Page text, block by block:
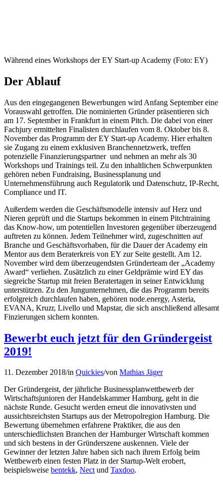
Während eines Workshops der EY Start-up Academy (Foto: EY)
Der Ablauf
Aus den eingegangenen Bewerbungen wird Anfang September eine
Vorauswahl getroffen. Die nominierten Gründer präsentieren sich
am 17. September in Frankfurt in einem Pitch. Die dabei von einer
Fachjury ermittelten Finalisten durchlaufen vom 8. Oktober bis 8.
November das Programm der EY Start-up Academy. Hier erhalten
sie Zugang zu einem exklusiven Branchennetzwerk, treffen
potenzielle Finanzierungspartner und nehmen an mehr als 30
Workshops und Trainings teil. Zu den inhaltlichen Schwerpunkten
gehören neben Fundraising, Businessplanung und
Unternehmensführung auch Regulatorik und Datenschutz, IP-Recht,
Compliance und IT.
Außerdem werden die Geschäftsmodelle intensiv auf Herz und
Nieren geprüft und die Startups bekommen in einem Pitchtraining
das Know-how, um potentiellen Investoren gegenüber überzeugend
auftreten zu können. Jedem Teilnehmer wird, zugeschnitten auf
Branche und Geschäftsvorhaben, für die Dauer der Academy ein
Mentor aus dem Beraterkreis von EY zur Seite gestellt. Am 12.
November wird dem überzeugendsten Gründerteam der „Academy
Award“ verliehen. Zusätzlich zu einer Geldprämie wird EY das
siegreiche Startup mit freien Beratertagen in seiner Entwicklung
unterstützen. Zu den Jungunternehmen, die das Programm bereits
erfolgreich durchlaufen haben, gehören node.energy, Asteria,
EVANA, Kruzr, Livello und Mapstar, die sich anschließend allesamt
Finzierungen sichern konnten.
Bewerbt euch jetzt für den Gründergeist
2019!
11. Dezember 2018/in Quickies/von Mathias Jäger
Der Gründergeist, der jährliche Businessplanwettbewerb der
Wirtschaftsjunioren der Handelskammer Hamburg, geht in die
nächste Runde. Gesucht werden erneut die innovativsten und
aussichtsreichsten Startups aus der Metropolregion Hamburg. Die
Bewertung übernehmen erfahrene Praktiker, die aus den
unterschiedlichsten Branchen der Hamburger Wirtschaft kommen
und sich bestens in der Gründerszene auskennen. Viele der
Gewinner der letzten Jahre haben sich nach ihrem Erfolg beim
Wettbewerb einen festen Platz in der Startup-Welt erobert,
beispielsweise bentekk, Nectund Taxdoo.